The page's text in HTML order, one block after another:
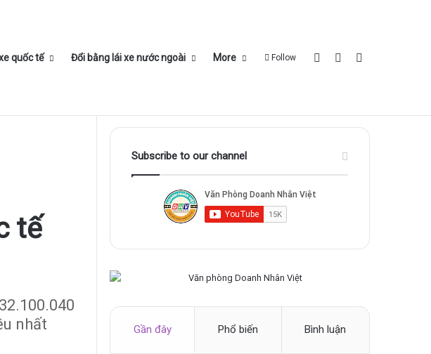
quốc tế Đổi bằng lái xe nước ngoài More Follow Log In Sidebar
Home Đổi bằng lái xe quốc tế Đổi bằng lái xe nước ngoài More
tế
nhất
Subscribe to our channel
Gần đây Phổ biến Bình luận